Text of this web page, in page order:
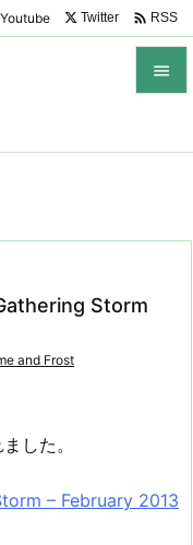

Youtube Twitter  RSS
Storm
and Frost
した。
– February 2013